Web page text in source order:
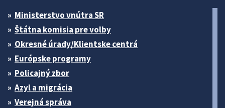
Ministerstvo vnútra SR
Štátna komisia pre volby
Okresné úrady/Klientske centrá
Európske programy
Policajný zbor
Azyl a migrácia
Verejná správa